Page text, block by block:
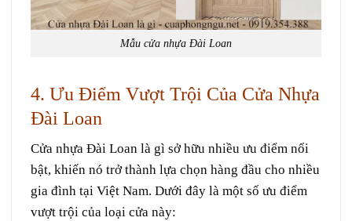
Mẫu cửa nhựa Đài Loan
4. Ưu Điểm Vượt Trội Của Cửa Nhựa
Đài Loan
Cửa nhựa Đài Loan là gì sở hữu nhiều ưu điểm nổi
bật, khiến nó trở thành lựa chọn hàng đầu cho nhiều
gia đình tại Việt Nam. Dưới đây là một số ưu điểm
vượt trội của loại cửa này: